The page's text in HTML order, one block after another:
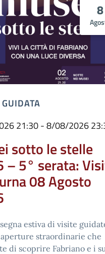
8
21:30 - 8/08/2026
sotto le stelle
– 5° serata:
08 Agosto
estiva di visite
aperture straordinarie che
di scoprire Fabriano e i